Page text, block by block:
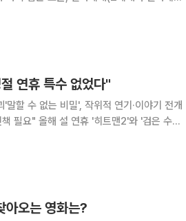
연휴 특수 없었다"
할 수 없는 비밀', 작위적 연기·이야기 전개
'검은 수녀
대
아오는 영화는?